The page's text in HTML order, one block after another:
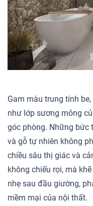
Gam màu trung tính
như lớp sương mỏng
góc phòng. Những bức
và gỗ tự nhiên không
chiều sâu thị giác và
không chiếu rọi, mà
nhẹ sau đầu giường,
mềm mại của nội thất.